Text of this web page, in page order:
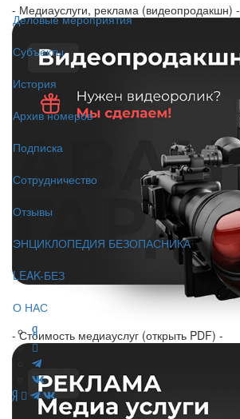
Деловые мероприятия
Субъекты
История
Архив номеров
Подписка
Сотрудничество
Отзывы
ЭНЦИКЛОПЕДИЯ БЕЗОПАСНИКА
LEAK-БЕЗ
О НАС
- Медиауслуги, реклама (видеопродакшн) -
- Стоимость медиауслуг (открыть PDF) -